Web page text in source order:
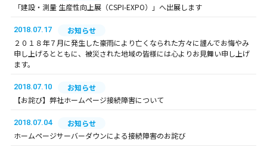
「建設・測量 生産性向上展（CSPI-EXPO）」へ出展します
2018.07.17
お知らせ
２０１８年７月に発生した豪雨により亡くなられた方々に謹んでお悔やみ
申し上げるとともに、被災された地域の皆様には心よりお見舞い申し上げ
ます。
2018.07.10
お知らせ
【お詫び】弊社ホームページ接続障害について
2018.07.04
お知らせ
ホームページサーバーダウンによる接続障害のお詫び